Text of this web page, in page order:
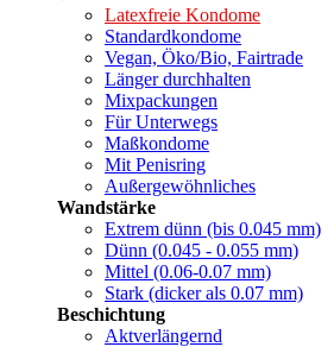
Latexfreie Kondome
Standardkondome
Vegan, Öko/Bio, Fairtrade
Länger durchhalten
Mixpackungen
Für Unterwegs
Maßkondome
Mit Penisring
Außergewöhnliches
Wandstärke
Extrem dünn (bis 0.045 mm)
Dünn (0.045 - 0.055 mm)
Mittel (0.06-0.07 mm)
Stark (dicker als 0.07 mm)
Beschichtung
Aktverlängernd